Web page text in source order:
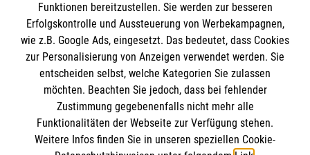
Impressum
Datenschutz
Barrierefreiheit
Kontakt
Medizinproduktesicherheit
Die Malteser
Malteser in Deutschland
Malteserorden
Sharepoint
Spendenkonto
Funktionen bereitzustellen. Sie werden zur besseren
Erfolgskontrolle und Aussteuerung von Werbekampagnen,
wie z.B. Google Ads, eingesetzt. Das bedeutet, dass Cookies
zur Personalisierung von Anzeigen verwendet werden. Sie
entscheiden selbst, welche Kategorien Sie zulassen
möchten. Beachten Sie jedoch, dass bei fehlender
Zustimmung gegebenenfalls nicht mehr alle
Funktionalitäten der Webseite zur Verfügung stehen.
Weitere Infos finden Sie in unseren speziellen Cookie-